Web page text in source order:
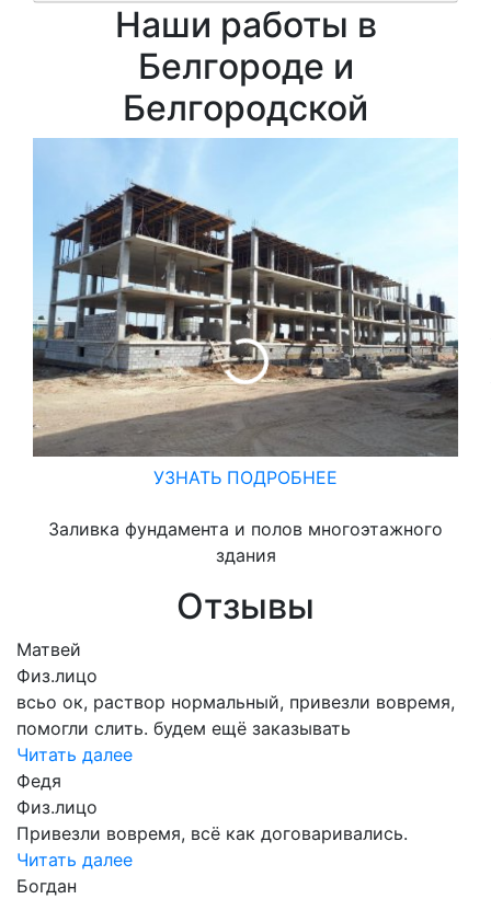
Наши работы в
Белгороде и
Белгородской
УЗНАТЬ ПОДРОБНЕЕ
Заливка фундамента и полов многоэтажного
здания
Отзывы
Матвей
Физ.лицо
всьо ок, раствор нормальный, привезли вовремя,
помогли слить. будем ещё заказывать
Читать далее
Федя
Физ.лицо
Привезли вовремя, всё как договаривались.
Читать далее
Богдан